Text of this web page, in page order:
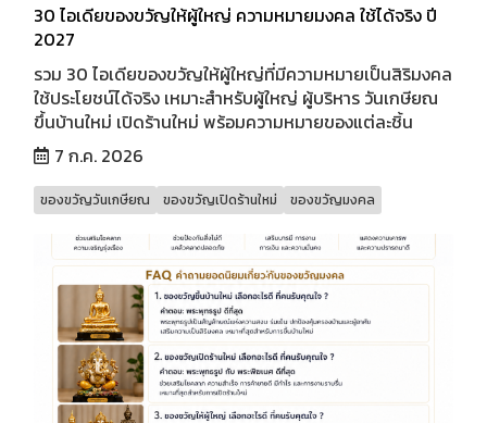
30 ไอเดียของขวัญให้ผู้ใหญ่ ความหมายมงคล ใช้ได้จริง ปี
2027
รวม 30 ไอเดียของขวัญให้ผู้ใหญ่ที่มีความหมายเป็นสิริมงคล
ใช้ประโยชน์ได้จริง เหมาะสำหรับผู้ใหญ่ ผู้บริหาร วันเกษียณ
ขึ้นบ้านใหม่ เปิดร้านใหม่ พร้อมความหมายของแต่ละชิ้น
7 ก.ค. 2026
ของขวัญวันเกษียณ ของขวัญเปิดร้านใหม่ ของขวัญมงคล